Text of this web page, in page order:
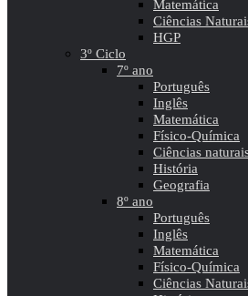
Matemática
Ciências
HGP
3º Ciclo
7º ano
Português
Inglês
Matemática
Físico-Química
Ciências
História
Geografia
8º ano
Português
Inglês
Matemática
Físico-Química
Ciências